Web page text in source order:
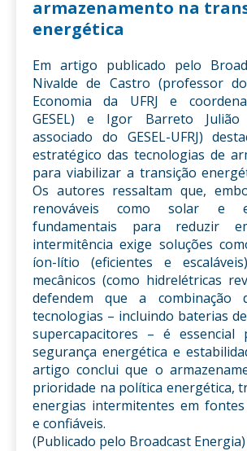
armazenamento na
energética
Em artigo publicado pelo
Nivalde de Castro (professor
Economia da UFRJ e
GESEL) e Igor Barreto Julião
associado do GESEL-UFRJ)
estratégico das tecnologias de
para viabilizar a transição
Os autores ressaltam que,
renováveis como solar e
fundamentais para reduzir
intermitência exige soluções
íon-lítio (eficientes e
mecânicos (como hidrelétricas
defendem que a combinação
tecnologias – incluindo baterias
supercapacitores – é essencial
segurança energética e
artigo conclui que o
prioridade na política energética,
energias intermitentes em fontes
e confiáveis.
(Publicado pelo Broadcast Energia)